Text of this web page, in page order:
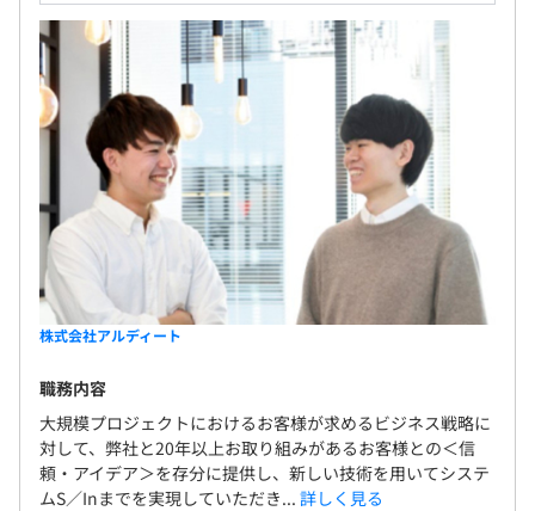
株式会社アルディート
職務内容
大規模プロジェクトにおけるお客様が求めるビジネス戦略に
対して、弊社と20年以上お取り組みがあるお客様との＜信
頼・アイデア＞を存分に提供し、新しい技術を用いてシステ
ムS／Inまでを実現していただき... 詳しく見る